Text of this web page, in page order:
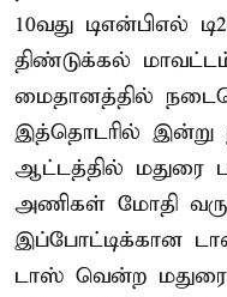
10வது டிஎன்பிஎல்
திண்டுக்கல்
மைதானத்தில்
இத்தொடரில் இன்று
ஆட்டத்தில்
அணிகள் மோதி
இப்போட்டிக்கான
டாஸ் வென்ற மதுரை